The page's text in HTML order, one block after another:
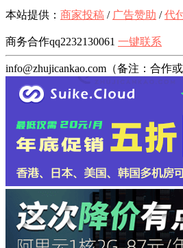
本站提供： 商家投稿 / 广告赞助 /代
商务合作qq2232130061 一键联系
info@zhujicankao.com（备注：合作或